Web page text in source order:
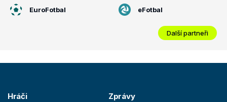
EuroFotbal eFotbal
Další partneři
Hráči Zprávy